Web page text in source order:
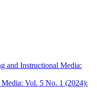
and Instructional Media:
Vol. 5 No. 1 (2024):